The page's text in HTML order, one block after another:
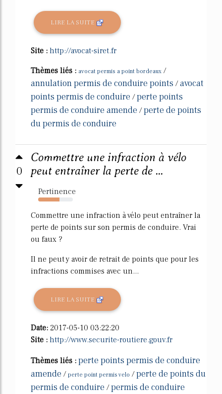
LIRE LA SUITE
Site : http://avocat-siret.fr
Thèmes liés : avocat permis a point bordeaux /
annulation permis de conduire points /avocat
points permis de conduire /perte points
permis de conduire amende /perte de points
du permis de conduire
0
Commettre une infraction à vélo
peut entraîner la perte de ...
Pertinence
62%
Commettre une infraction à vélo peut entraîner la
perte de points sur son permis de conduire. Vrai
ou faux ?
Il ne peut y avoir de retrait de points que pour les
infractions commises avec un...
LIRE LA SUITE
Date: 2017-05-10 03:22:20
Site : http://www.securite-routiere.gouv.fr
Thèmes liés : perte points permis de conduire
amende / perte point permis velo /perte de points du
permis de conduire /permis de conduire